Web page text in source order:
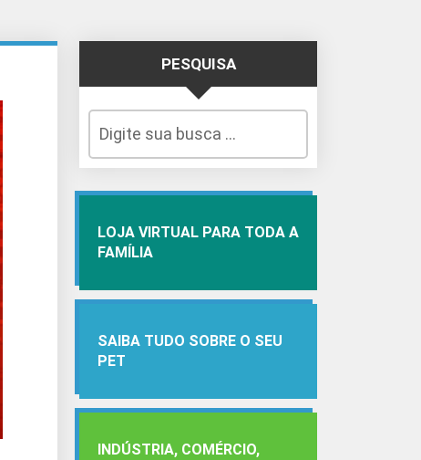
PESQUISA
LOJA VIRTUAL PARA TODA A
FAMÍLIA
SAIBA TUDO SOBRE O SEU
PET
INDÚSTRIA, COMÉRCIO,